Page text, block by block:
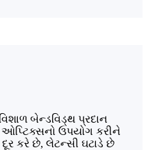
બેન્ડવિડ્થ પ્રદાન
ઉપયોગ કરીને
કરે છે, લેટન્સી ઘટાડે છે